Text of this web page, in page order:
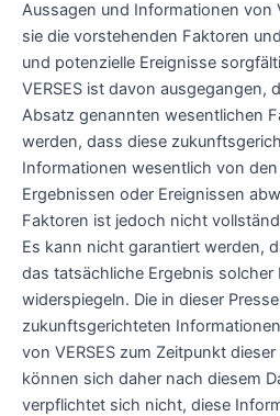
Aussagen und Informationen von
sie die vorstehenden Faktoren
und potenzielle Ereignisse
VERSES ist davon ausgegangen,
Absatz genannten wesentlichen
werden, dass diese
Informationen wesentlich von
Ergebnissen oder Ereignissen
Faktoren ist jedoch nicht
Es kann nicht garantiert werden,
das tatsächliche Ergebnis solcher
widerspiegeln. Die in dieser
zukunftsgerichteten
von VERSES zum Zeitpunkt
können sich daher nach diesem
verpflichtet sich nicht, diese